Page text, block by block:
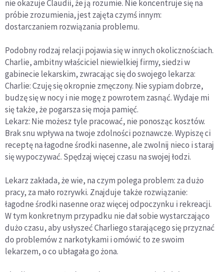
nie okazuje Claudii, że ją rozumie. Nie koncentruje się na
próbie zrozumienia, jest zajęta czymś innym:
dostarczaniem rozwiązania problemu.
Podobny rodzaj relacji pojawia się w innych okolicznościach.
Charlie, ambitny właściciel niewielkiej firmy, siedzi w
gabinecie lekarskim, zwracając się do swojego lekarza:
Charlie: Czuję się okropnie zmęczony. Nie sypiam dobrze,
budzę się w nocy i nie mogę z powrotem zasnąć. Wydaje mi
się także, że pogarsza się moja pamięć.
Lekarz: Nie możesz tyle pracować, nie ponosząc kosztów.
Brak snu wpływa na twoje zdolności poznawcze. Wypiszę ci
receptę na łagodne środki nasenne, ale zwolnij nieco i staraj
się wypoczywać. Spędzaj więcej czasu na swojej łodzi.
Lekarz zakłada, że wie, na czym polega problem: za dużo
pracy, za mało rozrywki. Znajduje także rozwiązanie:
łagodne środki nasenne oraz więcej odpoczynku i rekreacji.
W tym konkretnym przypadku nie dał sobie wystarczająco
dużo czasu, aby usłyszeć Charliego starającego się przyznać
do problemów z narkotykami i omówić to ze swoim
lekarzem, o co ubłagała go żona.